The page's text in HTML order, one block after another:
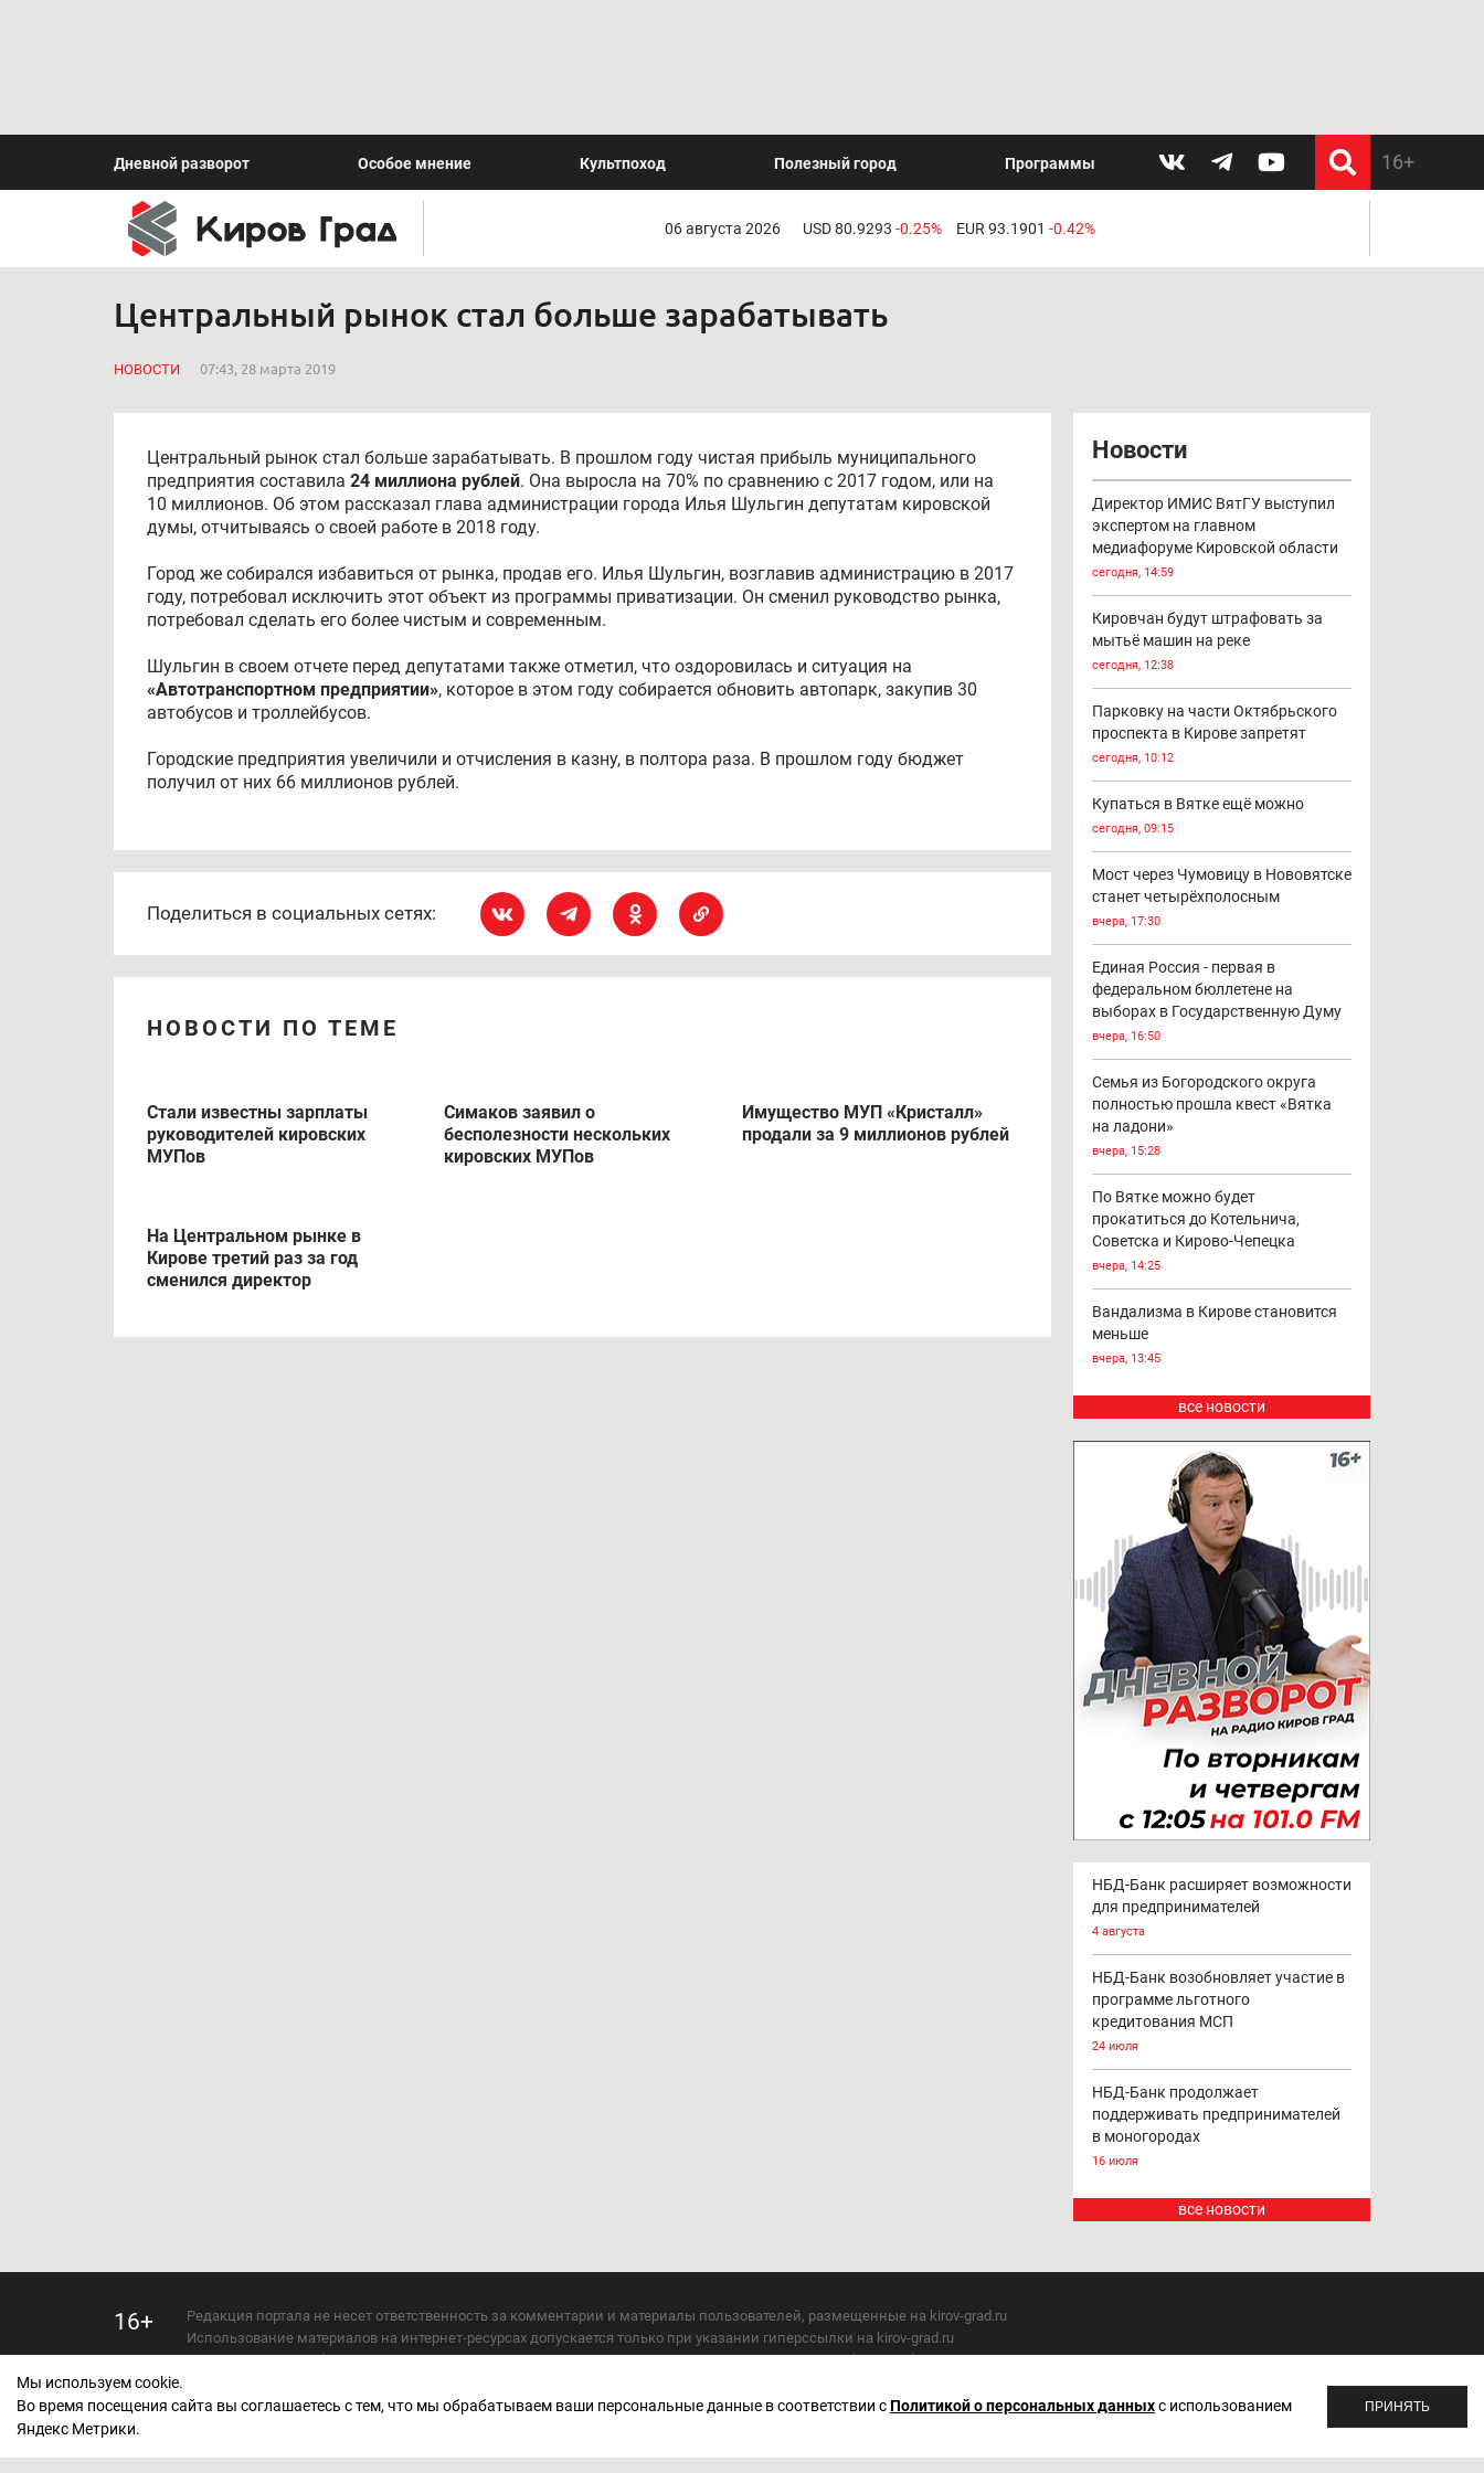
Дневной разворот Особое мнение Культпоход Полезный город Программы
06 августа 2026 USD 80.9293 -0.25% EUR 93.1901 -0.42%
Центральный рынок стал больше зарабатывать
НОВОСТИ 07:43, 28 марта 2019
Центральный рынок стал больше зарабатывать. В прошлом году чистая прибыль муниципального
предприятия составила 24 миллиона рублей. Она выросла на 70% по сравнению с 2017 годом, или на
10 миллионов. Об этом рассказал глава администрации города Илья Шульгин депутатам кировской
думы, отчитываясь о своей работе в 2018 году.
Город же собирался избавиться от рынка, продав его. Илья Шульгин, возглавив администрацию в 2017
году, потребовал исключить этот объект из программы приватизации. Он сменил руководство рынка,
потребовал сделать его более чистым и современным.
Шульгин в своем отчете перед депутатами также отметил, что оздоровилась и ситуация на
«Автотранспортном предприятии», которое в этом году собирается обновить автопарк, закупив 30
автобусов и троллейбусов.
Городские предприятия увеличили и отчисления в казну, в полтора раза. В прошлом году бюджет
получил от них 66 миллионов рублей.
Поделиться в социальных сетях:
НОВОСТИ ПО ТЕМЕ
Стали известны зарплаты
руководителей кировских
МУПов
Симаков заявил о
бесполезности нескольких
кировских МУПов
Имущество МУП «Кристалл»
продали за 9 миллионов рублей
На Центральном рынке в
Кирове третий раз за год
сменился директор
Новости
Директор ИМИС ВятГУ выступил
экспертом на главном
медиафоруме Кировской области
сегодня, 14:59
Кировчан будут штрафовать за
мытьё машин на реке
сегодня, 12:38
Парковку на части Октябрьского
проспекта в Кирове запретят
сегодня, 10:12
Купаться в Вятке ещё можно
сегодня, 09:15
Мост через Чумовицу в Нововятске
станет четырёхполосным
вчера, 17:30
Единая Россия - первая в
федеральном бюллетене на
выборах в Государственную Думу
вчера, 16:50
Семья из Богородского округа
полностью прошла квест «Вятка
на ладони»
вчера, 15:28
По Вятке можно будет
прокатиться до Котельнича,
Советска и Кирово-Чепецка
вчера, 14:25
Вандализма в Кирове становится
меньше
вчера, 13:45
все новости
НБД-Банк расширяет возможности
для предпринимателей
4 августа
НБД-Банк возобновляет участие в
программе льготного
кредитования МСП
24 июля
НБД-Банк продолжает
поддерживать предпринимателей
в моногородах
16 июля
все новости
16+
Редакция портала не несет ответственность за комментарии и материалы пользователей, размещенные на kirov-grad.ru
Использование материалов на интернет-ресурсах допускается только при указании гиперссылки на kirov-grad.ru
Использование любых материалов настоящего СМИ допускается только при указании на ресурс: kirov-grad.ru
СМИ зарегистрировано Федеральной службой по надзору в сфере связи, информационных технологий и массовых коммуникаций 20.07.2018. Регистрационный номер ЭЛ №
Мы используем cookie.
Во время посещения сайта вы соглашаетесь с тем, что мы обрабатываем ваши персональные данные в соответствии сПолитикой о персональных данныхс использованием
Яндекс Метрики.
ПРИНЯТЬ